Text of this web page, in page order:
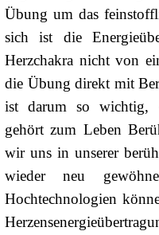
Übung um das
sich ist die
Herzchakra nicht von
die Übung direkt mit
ist darum so wichtig,
gehört zum Leben
wir uns in unserer
wieder neu
Hochtechnologien